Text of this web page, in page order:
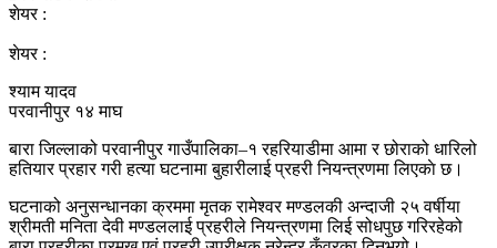
शेयर :
शेयर :
श्याम यादव
परवानीपुर १४ माघ
बारा जिल्लाको परवानीपुर गाउँपालिका–१ रहरियाडीमा आमा र छोराको धारिलो
हतियार प्रहार गरी हत्या घटनामा बुहारीलाई प्रहरी नियन्त्रणमा लिएकाे छ।
घटनाको अनुसन्धानका क्रममा मृतक रामेश्वर मण्डलकी अन्दाजी २५ वर्षीया
श्रीमती मनिता देवी मण्डललाई प्रहरीले नियन्त्रणमा लिई सोधपुछ गरिरहेको